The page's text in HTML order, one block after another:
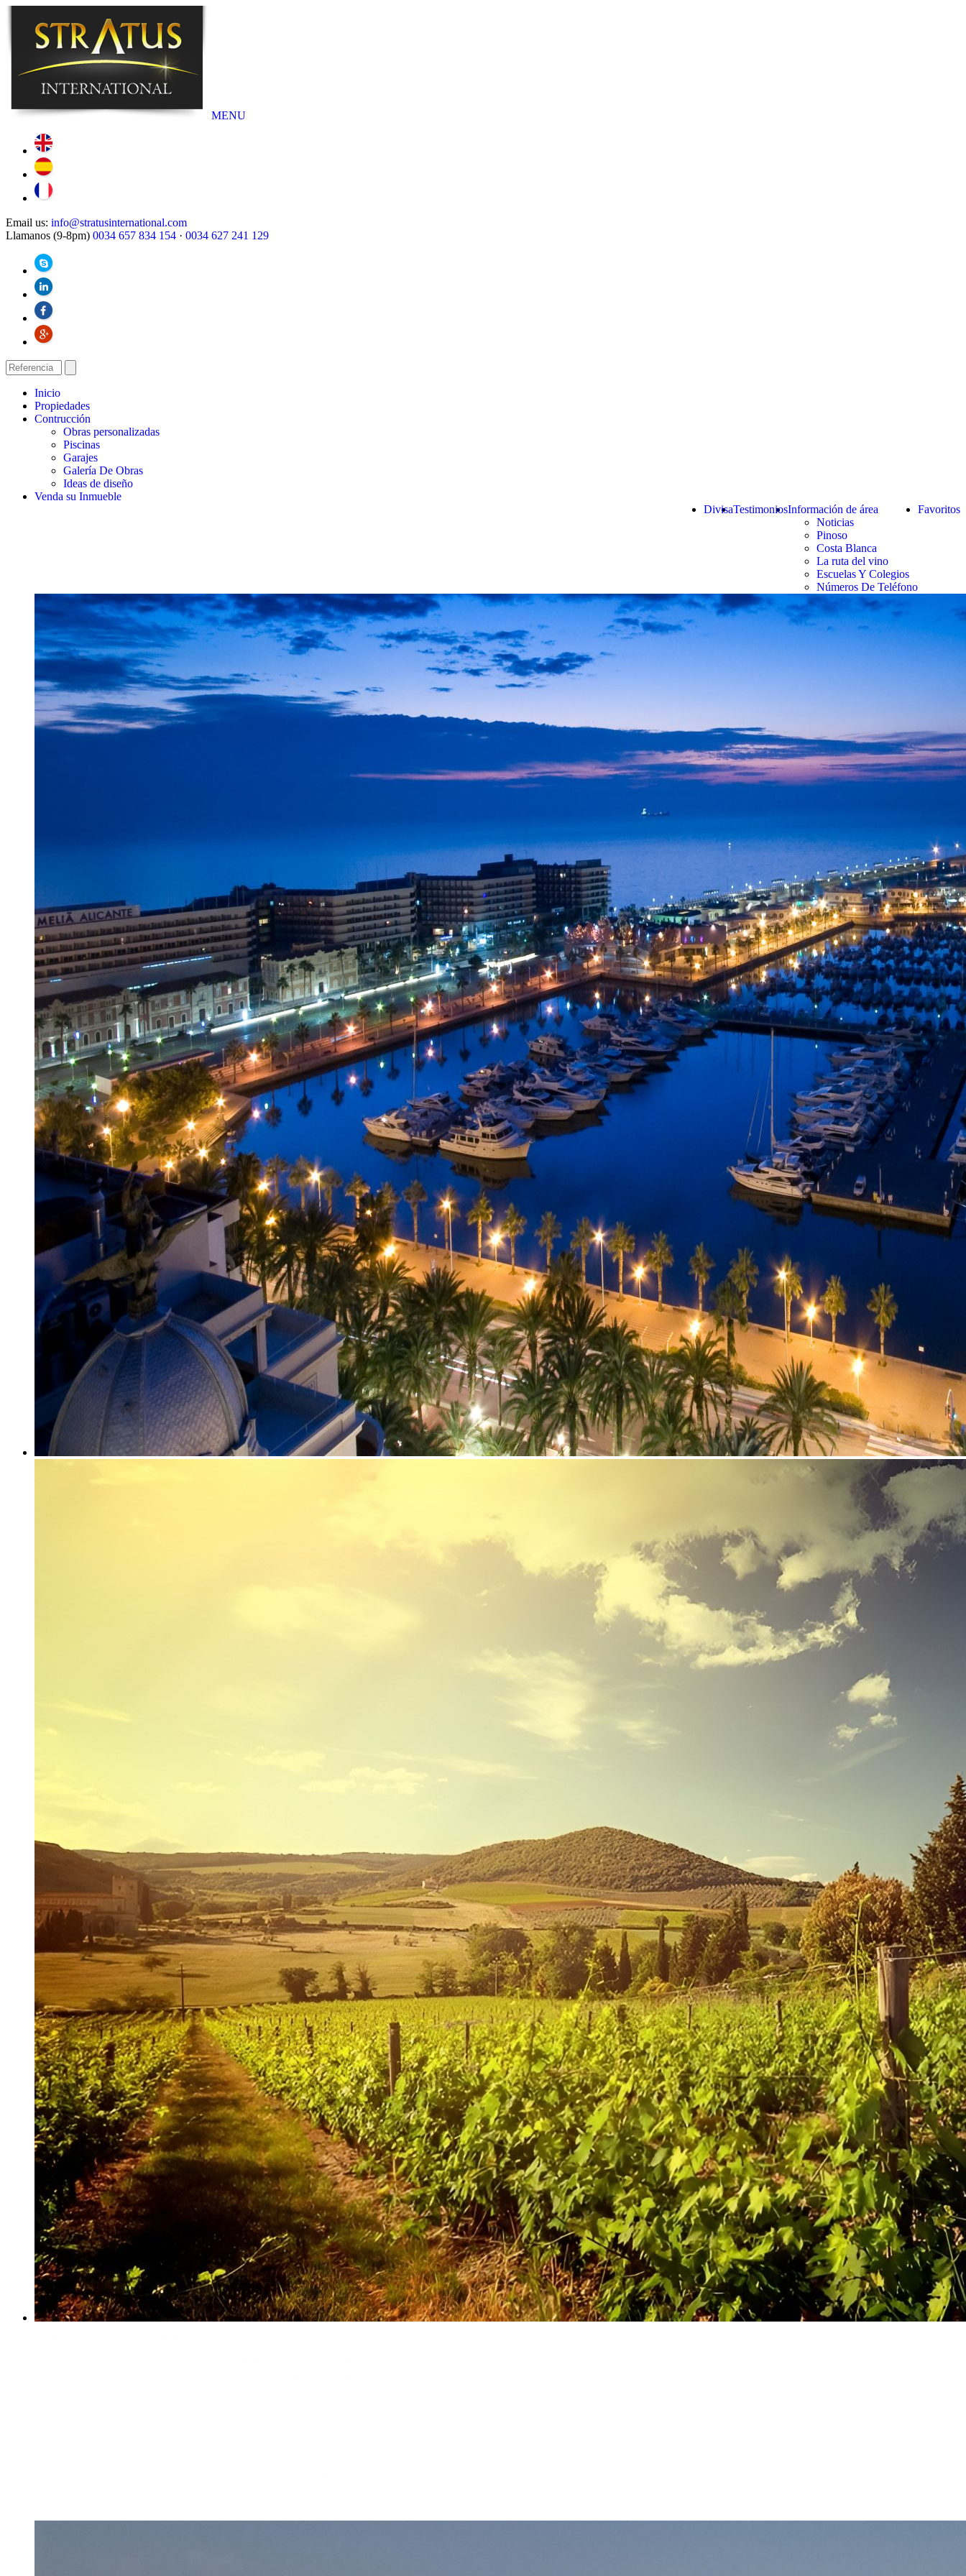
MENU
Email us: info@stratusinternational.com
Llamanos (9-8pm) 0034 657 834 154 · 0034 627 241 129
Inicio
Propiedades
Contrucción
Obras personalizadas
Piscinas
Garajes
Galería De Obras
Ideas de diseño
Venda su Inmueble
Favoritos
Información de área
Noticias
Pinoso
Costa Blanca
La ruta del vino
Escuelas Y Colegios
Números De Teléfono
Testimonios
Divisa